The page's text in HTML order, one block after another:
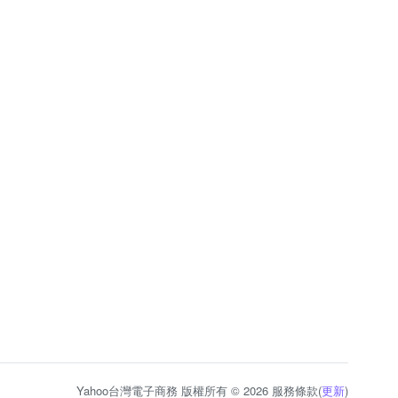
Yahoo台灣電子商務 版權所有 © 2026 服務條款(更新)